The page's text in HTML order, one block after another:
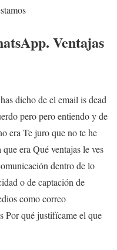
Ventajas
dicho de el email is dead
pero pero entiendo y de
era Te juro que no te he
era Qué ventajas le ves
dentro de lo
o de captación de
como correo
Por qué justifícame el que